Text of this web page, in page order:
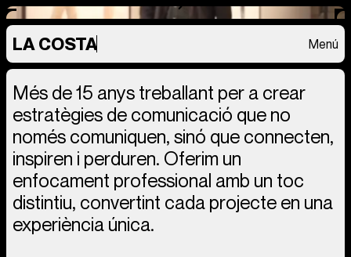
LA COSTA Menú
Més de 15 anys treballant per a crear
estratègies de comunicació que no
només comuniquen, sinó que connecten,
inspiren i perduren. Oferim un
enfocament professional amb un toc
distintiu, convertint cada projecte en una
experiència única.